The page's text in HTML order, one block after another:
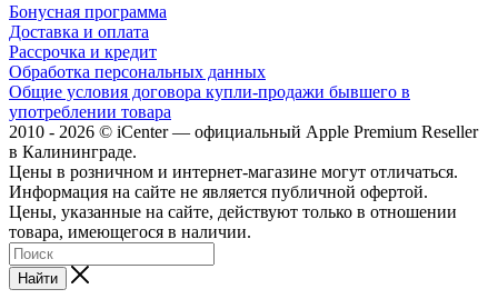
Бонусная программа
Доставка и оплата
Рассрочка и кредит
Обработка персональных данных
Общие условия договора купли-продажи бывшего в
употреблении товара
2010 - 2026 © iCenter — официальный Apple Premium Reseller
в Калининграде.
Цены в розничном и интернет-магазине могут отличаться.
Информация на сайте не является публичной офертой.
Цены, указанные на сайте, действуют только в отношении
товара, имеющегося в наличии.
Найти